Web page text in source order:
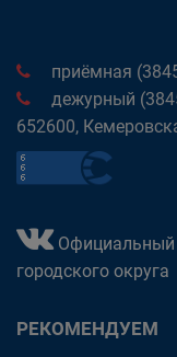
приёмная
дежурный
652600,
Официальный
городского округа
РЕКОМЕНДУЕМ